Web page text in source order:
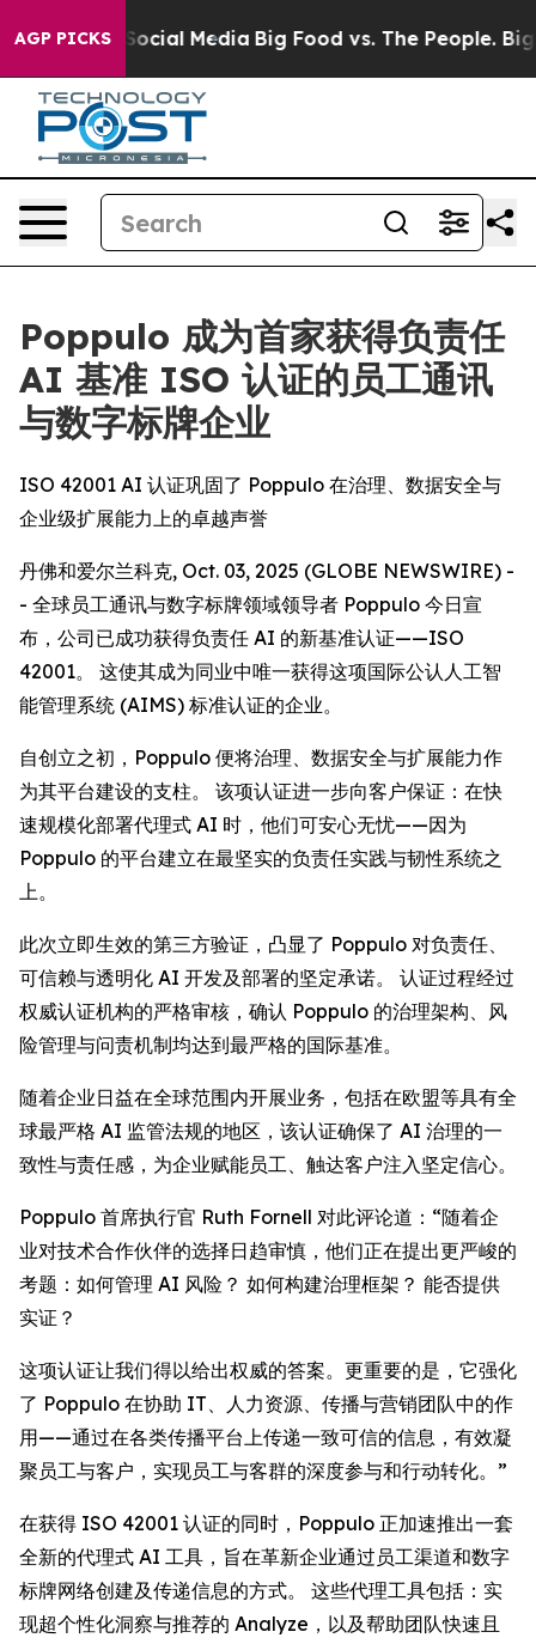
AGP PICKS
on Social Media Big Food vs. The People. Big
Poppulo 成为首家获得负责任
AI 基准 ISO 认证的员工通讯
与数字标牌企业
ISO 42001 AI 认证巩固了 Poppulo 在治理、数据安全与
企业级扩展能力上的卓越声誉
丹佛和爱尔兰科克, Oct. 03, 2025 (GLOBE NEWSWIRE) -
- 全球员工通讯与数字标牌领域领导者 Poppulo 今日宣
布，公司已成功获得负责任 AI 的新基准认证——ISO
42001。 这使其成为同业中唯一获得这项国际公认人工智
能管理系统 (AIMS) 标准认证的企业。
自创立之初，Poppulo 便将治理、数据安全与扩展能力作
为其平台建设的支柱。 该项认证进一步向客户保证：在快
速规模化部署代理式 AI 时，他们可安心无忧——因为
Poppulo 的平台建立在最坚实的负责任实践与韧性系统之
上。
此次立即生效的第三方验证，凸显了 Poppulo 对负责任、
可信赖与透明化 AI 开发及部署的坚定承诺。 认证过程经过
权威认证机构的严格审核，确认 Poppulo 的治理架构、风
险管理与问责机制均达到最严格的国际基准。
随着企业日益在全球范围内开展业务，包括在欧盟等具有全
球最严格 AI 监管法规的地区，该认证确保了 AI 治理的一
致性与责任感，为企业赋能员工、触达客户注入坚定信心。
Poppulo 首席执行官 Ruth Fornell 对此评论道：“随着企
业对技术合作伙伴的选择日趋审慎，他们正在提出更严峻的
考题：如何管理 AI 风险？ 如何构建治理框架？ 能否提供
实证？
这项认证让我们得以给出权威的答案。更重要的是，它强化
了 Poppulo 在协助 IT、人力资源、传播与营销团队中的作
用——通过在各类传播平台上传递一致可信的信息，有效凝
聚员工与客户，实现员工与客群的深度参与和行动转化。”
在获得 ISO 42001 认证的同时，Poppulo 正加速推出一套
全新的代理式 AI 工具，旨在革新企业通过员工渠道和数字
标牌网络创建及传递信息的方式。 这些代理工具包括：实
现超个性化洞察与推荐的 Analyze ，以及帮助团队快速且